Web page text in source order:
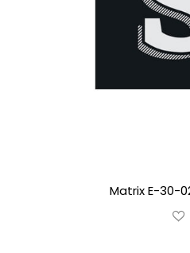
Matrix E-30-